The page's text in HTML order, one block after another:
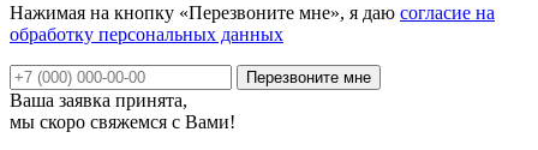
Нажимая на кнопку «Перезвоните мне», я даю согласие на
обработку персональных данных
Ваша заявка принята,
мы скоро свяжемся с Вами!